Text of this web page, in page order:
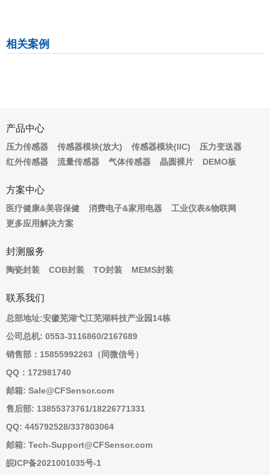
相关案例
产品中心
压力传感器 传感器模块(放大) 传感器模块(IIC)
压力变送器
红外传感器
流量传感器 气体传感器 晶圆裸片 DEMO板
方案中心
医疗健康&美容保健 消费电子&家用电器
工业仪表&物联网
更多应用解决方案
封测服务
陶瓷封装 COB封装 TO封装 MEMS封装
联系我们
总部地址:安徽芜湖弋江芜湖科技产业园14栋
公司总机: 0553-3116860/2167689
销售部：15855992263（同微信号）
QQ：172981740
邮箱: Sale@CFSensor.com
售后部: 13855373761/18226771331
QQ: 445792528/337803064
邮箱: Tech-Support@CFSensor.com
皖ICP备2021001035号-1